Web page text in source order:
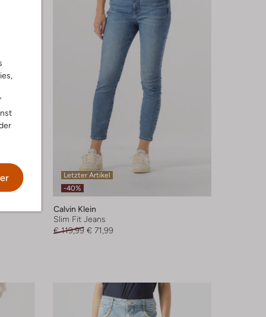
Letzter Artikel
-40%
Calvin Klein
Slim Fit Jeans
€ 119,99 € 71,99